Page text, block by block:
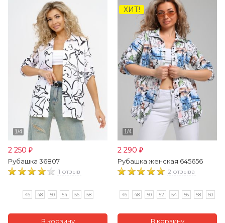
2 250 ₽
Рубашка 36807
1 отзыв
46 48 50 54 56 58
ХИТ!
2 290 ₽
Рубашка женская 645656
2 отзыва
46 48 50 52 54 56 58 60